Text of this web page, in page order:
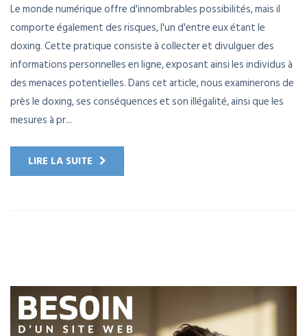
Le monde numérique offre d'innombrables possibilités, mais il
comporte également des risques, l'un d'entre eux étant le
doxing. Cette pratique consiste à collecter et divulguer des
informations personnelles en ligne, exposant ainsi les individus à
des menaces potentielles. Dans cet article, nous examinerons de
près le doxing, ses conséquences et son illégalité, ainsi que les
mesures à pr...
LIRE LA SUITE